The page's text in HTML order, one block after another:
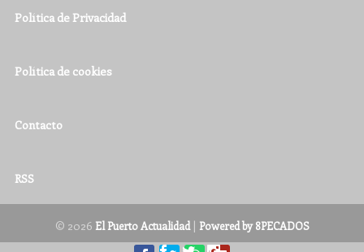
Política de Privacidad
Política de cookies
Contacto
RSS
© 2026 El Puerto Actualidad| Powered by 8PECADOS